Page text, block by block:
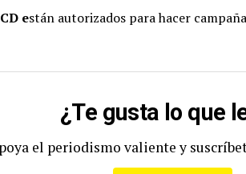
están autorizados para hacer
¿Te gusta lo que
el periodismo valiente y